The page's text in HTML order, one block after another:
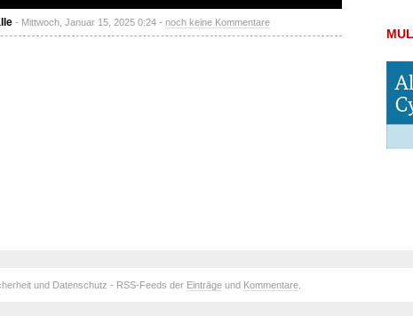
- Mittwoch, Januar 15, 2025 0:24 - noch keine Kommentare
und Datenschutz - RSS-Feeds der Einträge und Kommentare